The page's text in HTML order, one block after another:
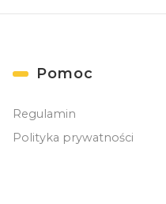
Linki w stopce
Pomoc
Regulamin
Polityka prywatności